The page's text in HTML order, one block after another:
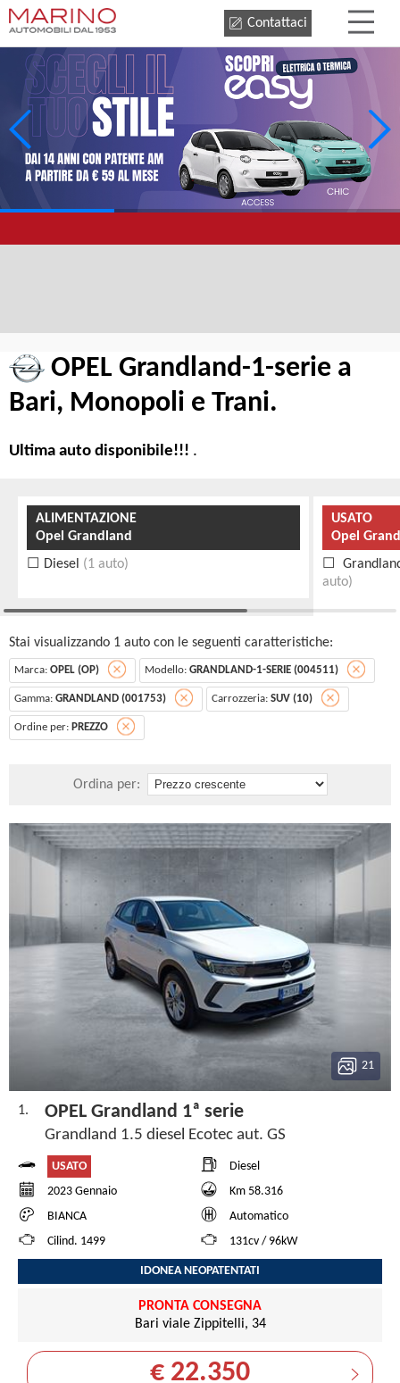
Contattaci
OPEL Grandland-1-serie a
Bari, Monopoli e Trani.
Ultima auto disponibile!!! .
ALIMENTAZIONE
Opel Grandland
Diesel (1 auto)
USATO
Opel
auto)
Stai visualizzando 1 auto con le seguenti caratteristiche:
Marca: OPEL (OP) Modello: GRANDLAND-1-SERIE (004511)
Gamma: GRANDLAND (001753) Carrozzeria: SUV (10)
Ordine per: PREZZO
Ordina per:
21
1. OPEL Grandland 1ª serie
Grandland 1.5 diesel Ecotec aut. GS
USATO
Diesel
2023 Gennaio
Km 58.316
BIANCA
Automatico
Cilind. 1499
131cv / 96kW
IDONEA NEOPATENTATI
PRONTA CONSEGNA
Bari viale Zippitelli, 34
€ 22.350